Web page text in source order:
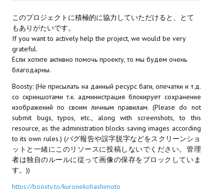
Fallout 3
GTA 5
Kingdoms of Amalur: Reckoning
Mass Effect Andromeda
Neverwinter Nights 1
Sacred Ice & Blood
Sims 3
Sims 4
このプロジェクトに積極的に協力していただけると、とて
もありがたいです。
If you want to actively help the project, we would be very
grateful.
Если хотите активно помочь проекту, то мы будем очень
благодарны.
Boosty: (Не присылать на данный ресурс баги, опечатки и т.д.
со скриншотами т.к. администрация блокирует сохранение
изображений по своим личным правилам. (Please do not
submit bugs, typos, etc., along with screenshots, to this
resource, as the administration blocks saving images according
to its own rules.) (バグ報告や誤字脱字などをスクリーンショ
ットと一緒にこのリソースに投稿しないでください。管理
者は独自のルールに従って画像の保存をブロックしていま
す。))
https://boosty.to/kuronekohashimoto